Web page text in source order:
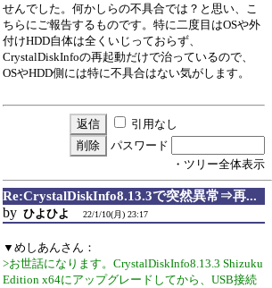
せんでした。何かしらの不具合では？と思い、こ
ちらにご報告するものです。特に二度目はOSや外
付けHDD自体は全くいじっておらず、
CrystalDiskInfoの再起動だけで治っているので、
OSやHDD側には特に不具合はない気がします。
引用なし
パスワード
・ツリー全体表示
Re:CrystalDiskInfo8.13.3で突然異常⇒再...
by ひよひよ 22/1/10(月) 23:17
▼めしあんさん：
>お世話になります。CrystalDiskInfo8.13.3 Shizuku
Edition x64にアップグレードしてから、USB接続